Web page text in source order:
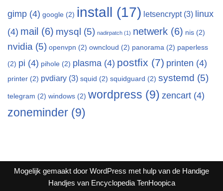
gimp (4) google (2) install (17) letsencrypt(3) linux
(4) mail (6) mysql (5) nadirpatch (1) netwerk (6) nis (2)
nvidia (5) openvpn (2) owncloud (2) panorama (2) paperless
(2) pi (4) pihole (2) plasma (4) postfix (7) printen (4)
printer (2) pvdiary (3) squid (2) squidguard (2) systemd (5)
telegram (2) windows (2) wordpress (9) zencart (4)
zoneminder (9)
Mogelijk gemaakt door WordPress met hulp van de Handige
Handjes van Encyclopedia TenHoopica